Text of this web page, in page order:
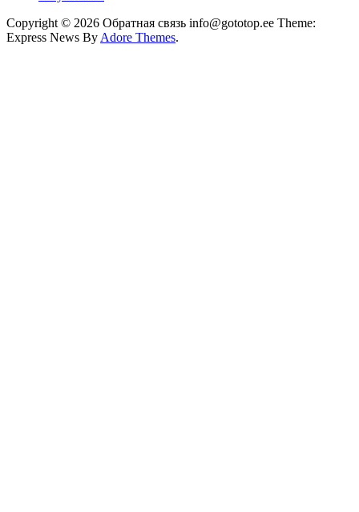
Copyright © 2026 Обратная связь info@gototop.ee Theme:
Express News By Adore Themes.